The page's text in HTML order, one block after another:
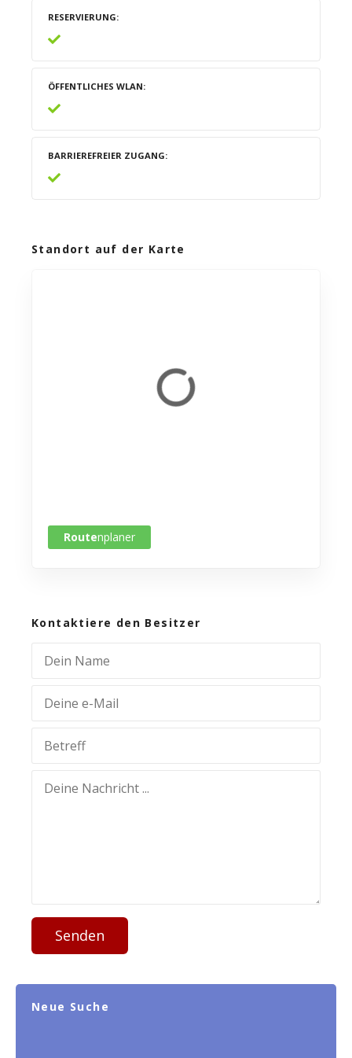
RESERVIERUNG
ÖFFENTLICHES WLAN
BARRIEREFREIER ZUGANG
Standort auf der Karte
Routenplaner
Kontaktiere den Besitzer
Senden
Neue Suche